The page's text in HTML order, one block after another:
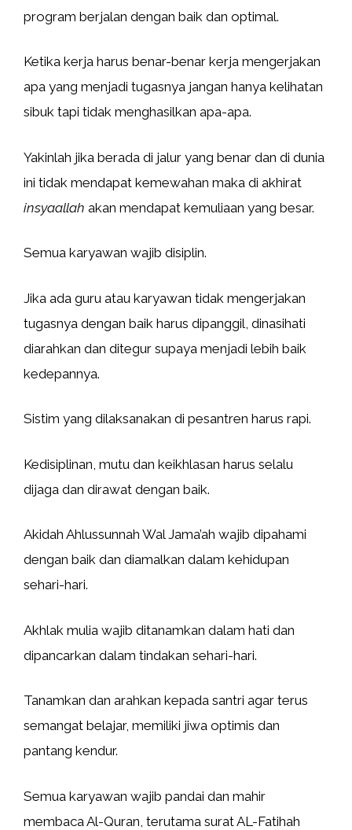
program berjalan dengan baik dan optimal.
Ketika kerja harus benar-benar kerja mengerjakan
apa yang menjadi tugasnya jangan hanya kelihatan
sibuk tapi tidak menghasilkan apa-apa.
Yakinlah jika berada di jalur yang benar dan di dunia
ini tidak mendapat kemewahan maka di akhirat
insyaallah akan mendapat kemuliaan yang besar.
Semua karyawan wajib disiplin.
Jika ada guru atau karyawan tidak mengerjakan
tugasnya dengan baik harus dipanggil, dinasihati
diarahkan dan ditegur supaya menjadi lebih baik
kedepannya.
Sistim yang dilaksanakan di pesantren harus rapi.
Kedisiplinan, mutu dan keikhlasan harus selalu
dijaga dan dirawat dengan baik.
Akidah Ahlussunnah Wal Jama’ah wajib dipahami
dengan baik dan diamalkan dalam kehidupan
sehari-hari.
Akhlak mulia wajib ditanamkan dalam hati dan
dipancarkan dalam tindakan sehari-hari.
Tanamkan dan arahkan kepada santri agar terus
semangat belajar, memiliki jiwa optimis dan
pantang kendur.
Semua karyawan wajib pandai dan mahir
membaca Al-Quran, terutama surat AL-Fatihah